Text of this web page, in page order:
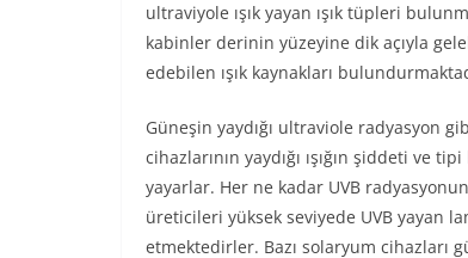
ultraviyole ışık yayan ışık tüpleri
kabinler derinin yüzeyine dik açıyla
edebilen ışık kaynakları
Güneşin yaydığı ultraviole radyasyon
cihazlarının yaydığı ışığın şiddeti ve
yayarlar. Her ne kadar UVB
üreticileri yüksek seviyede UVB yayan
etmektedirler. Bazı solaryum cihazları